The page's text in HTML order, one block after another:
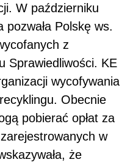
W październiku
Polskę ws.
z
Sprawiedliwości. KE
wycofywania
Obecnie
pobierać opłat za
w
że